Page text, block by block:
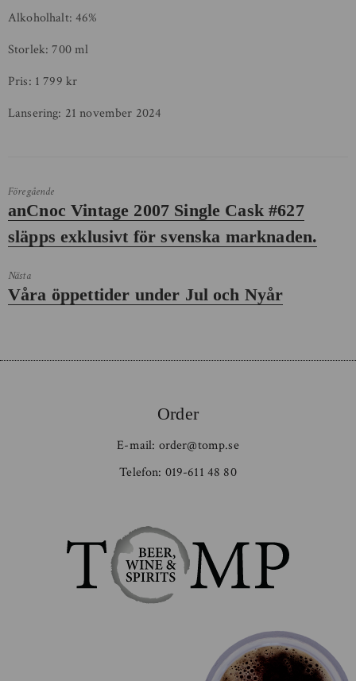
Alkoholhalt: 46%
Storlek: 700 ml
Pris: 1 799 kr
Lansering: 21 november 2024
Föregående
Föregående
inlägg:
anCnoc Vintage 2007 Single Cask #627
släpps exklusivt för svenska marknaden.
Nästa
Nästa
inlägg:
Våra öppettider under Jul och Nyår
Order
E-mail: order@tomp.se
Telefon: 019-611 48 80